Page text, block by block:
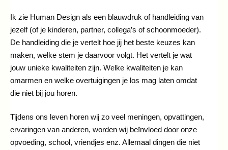
Ik zie Human Design als een blauwdruk of handleiding van
jezelf (of je kinderen, partner, collega’s of schoonmoeder).
De handleiding die je vertelt hoe jij het beste keuzes kan
maken, welke stem je daarvoor volgt. Het vertelt je wat
jouw unieke kwaliteiten zijn. Welke kwaliteiten je kan
omarmen en welke overtuigingen je los mag laten omdat
die niet bij jou horen.
Tijdens ons leven horen wij zo veel meningen, opvattingen,
ervaringen van anderen, worden wij beïnvloed door onze
opvoeding, school, vriendjes enz. Allemaal dingen die niet